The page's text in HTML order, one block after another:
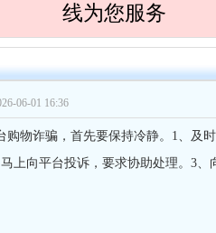
对房产交易问题的回复获
术校律师对民事诉讼法院指定的举
孙术校律师 对离婚法律怎么判？有一
线为您服务
06-01 16:36
购物诈骗，首先要保持冷静。1、及
上向平台投诉，要求协助处理。3